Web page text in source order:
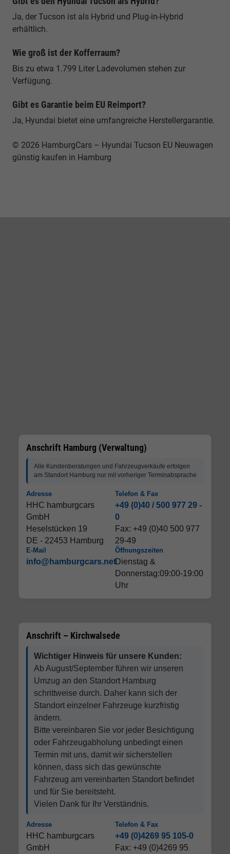
Ja, der Tucson ist als Hybrid und Plug-in-Hybrid
erhältlich.
Wie groß ist der Kofferraum?
Bis zu etwa 1.799 Liter Ladevolumen stehen zur
Verfügung.
Gibt es Garantie beim EU Reimport?
Ja, Hyundai bietet eine umfangreiche Herstellergarantie.
© 2026 HamburgCars – Hyundai Tucson EU Neuwagen
günstig kaufen in Hamburg
Anschrift Hamburg (Verwaltung)
Alle Kundenberatungen und Fahrzeugverkäufe erfolgen
am Standort Hamburg nur mit vorheriger Terminabsprache
Adresse
HHC hamburgcars
GmbH
Heselstücken 19
DE - 22453 Hamburg
Telefon & Fax
+49 (0)40 / 500 977 29 -
0
Fax: +49 (0)40 500 977
29-49
E-Mail
info@hamburgcars.net
Öffnungszeiten
Dienstag &
Donnerstag:09:00-19:00
Uhr
Anschrift – Kirchwalsede
Wichtiger Hinweis für unsere Kunden:
Ab August/September führen wir unseren
Umzug an den Standort Hamburg
schrittweise durch. Daher kann sich der
Standort einzelner Fahrzeuge kurzfristig
ändern.
Bitte vereinbaren Sie vor jeder Besichtigung
oder Fahrzeugabholung unbedingt einen
Termin mit uns, damit wir sicherstellen
können, dass sich das gewünschte
Fahrzeug am vereinbarten Standort befindet
und für Sie bereitsteht.
Vielen Dank für Ihr Verständnis.
Adresse
HHC hamburgcars
GmbH
Telefon & Fax
+49 (0)4269 95 105-0
Fax: +49 (0)4269 95